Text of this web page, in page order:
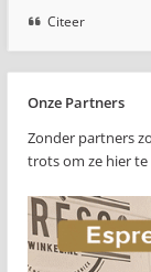
Citeer
Onze Partners
Zonder partners
trots om ze hier